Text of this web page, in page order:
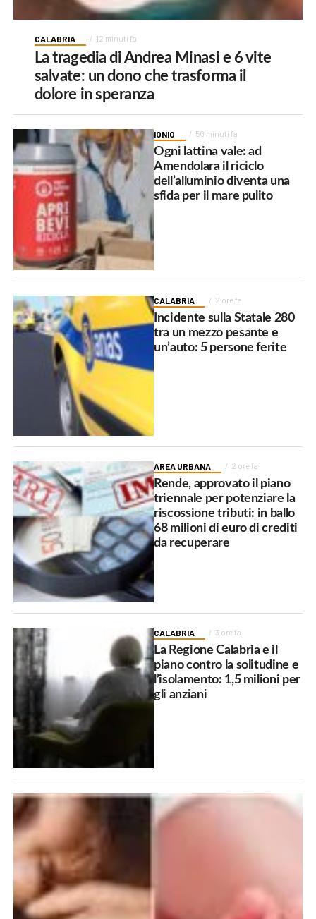
CALABRIA 12 minuti fa
La tragedia di Andrea Minasi e 6 vite
salvate: un dono che trasforma il
dolore in speranza
IONIO 50 minuti fa
Ogni lattina vale: ad
Amendolara il riciclo
dell’alluminio diventa una
sfida per il mare pulito
CALABRIA 2 ore fa
Incidente sulla Statale 280
tra un mezzo pesante e
un’auto: 5 persone ferite
AREA URBANA 2 ore fa
Rende, approvato il piano
triennale per potenziare la
riscossione tributi: in ballo
68 milioni di euro di crediti
da recuperare
CALABRIA 3 ore fa
La Regione Calabria e il
piano contro la solitudine e
l’isolamento: 1,5 milioni per
gli anziani